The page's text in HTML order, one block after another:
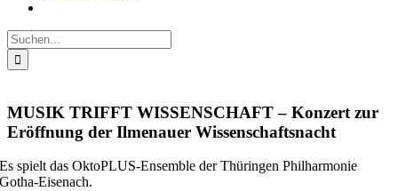
Suche
nach:
MUSIK TRIFFT WISSENSCHAFT – Konzert zur
Eröffnung der Ilmenauer Wissenschaftsnacht
Es spielt das OktoPLUS-Ensemble der Thüringen Philharmonie
Gotha-Eisenach.